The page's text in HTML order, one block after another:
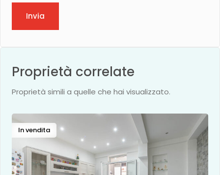
Invia
Proprietà correlate
Proprietà simili a quelle che hai visualizzato.
In vendita